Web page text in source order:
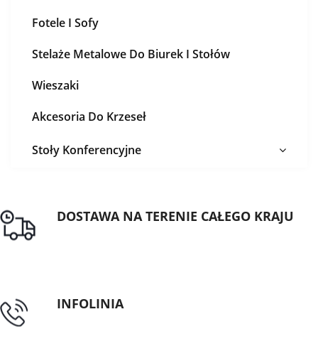
Fotele I Sofy
Stelaże Metalowe Do Biurek I Stołów
Wieszaki
Akcesoria Do Krzeseł
Stoły Konferencyjne
DOSTAWA NA TERENIE CAŁEGO KRAJU
INFOLINIA